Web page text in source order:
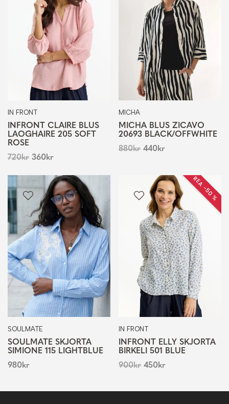
IN FRONT
INFRONT CLAIRE BLUS
LAOGHAIRE 205 SOFT
ROSE
720kr 360kr
MICHA
MICHA BLUS ZICAVO
20693 BLACK/OFFWHITE
880kr 440kr
SOULMATE
SOULMATE SKJORTA
SIMIONE 115 LIGHTBLUE
980kr
REA −50 %
IN FRONT
INFRONT ELLY SKJORTA
BIRKELI 501 BLUE
900kr 450kr